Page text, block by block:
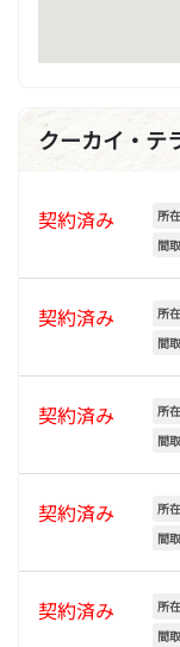
クーカイ・テ
契約済み 所
間
契約済み 所
間
契約済み 所
間
契約済み 所
間
契約済み 所
間